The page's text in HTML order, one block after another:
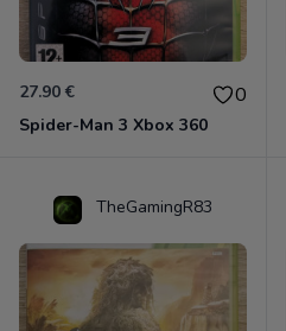
27.90 € 0
Spider-Man 3 Xbox 360
TheGamingR83